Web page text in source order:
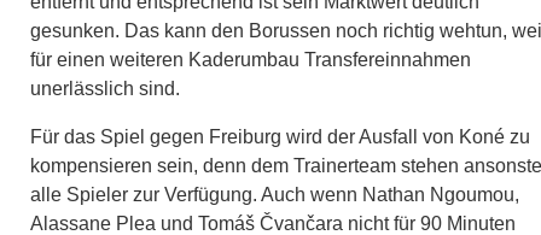
gesunken. Das kann den Borussen noch richtig wehtun,
für einen weiteren Kaderumbau Transfereinnahmen
unerlässlich sind.
Für das Spiel gegen Freiburg wird der Ausfall von Koné zu
kompensieren sein, denn dem Trainerteam stehen
alle Spieler zur Verfügung. Auch wenn Nathan Ngoumou,
Alassane Plea und Tomáš Čvančara nicht für 90 Minuten